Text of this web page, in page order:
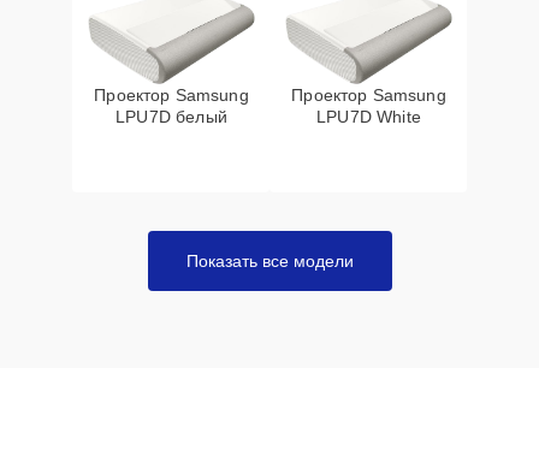
Проектор Samsung
LPU7D белый
Проектор Samsung
LPU7D White
Показать все модели